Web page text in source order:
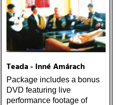
Teada - Inné Amárach
Package includes a bonus
DVD featuring live
performance footage of